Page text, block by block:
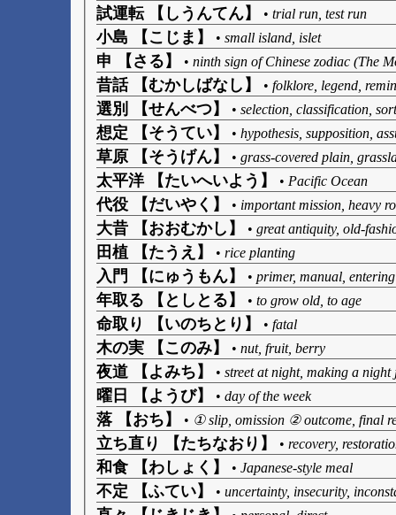
試運転 【しうんてん】 • trial run, test run
小島 【こじま】 • small island, islet
申 【さる】 • ninth sign of Chinese zodiac (The
昔話 【むかしばなし】 • folklore, legend,
選別 【せんべつ】 • selection, classification,
想定 【そうてい】 • hypothesis, supposition,
草原 【そうげん】 • grass-covered plain,
太平洋 【たいへいよう】 • Pacific Ocean
代役 【だいやく】 • important mission, heavy
大昔 【おおむかし】 • great antiquity, old-
田植 【たうえ】 • rice planting
入門 【にゅうもん】 • primer, manual,
年取る 【としとる】 • to grow old, to age
命取り 【いのちとり】 • fatal
木の実 【このみ】 • nut, fruit, berry
夜道 【よみち】 • street at night, making a night
曜日 【ようび】 • day of the week
落 【おち】 • ① slip, omission ② outcome, final
立ち直り 【たちなおり】 • recovery,
和食 【わしょく】 • Japanese-style meal
不定 【ふてい】 • uncertainty, insecurity,